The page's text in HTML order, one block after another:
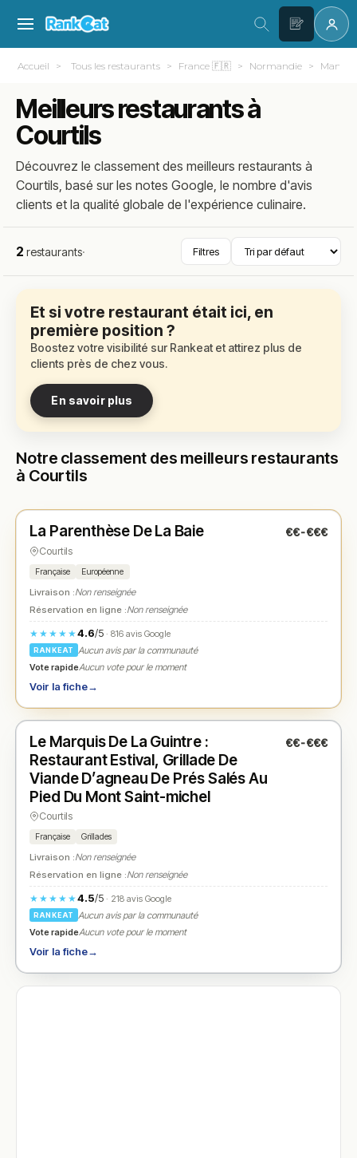
Accueil Tous les restaurants France 🇫🇷 Normandie
Meilleurs restaurants à
Courtils
Découvrez le classement des meilleurs restaurants à
Courtils, basé sur les notes Google, le nombre d'avis
clients et la qualité globale de l'expérience culinaire.
2 restaurants· Filtres
Et si votre restaurant était ici, en
première position ?
Boostez votre visibilité sur Rankeat et attirez plus de
clients près de chez vous.
En savoir plus
Notre classement des meilleurs restaurants
à Courtils
★ N° 1
La Parenthèse De La Baie €€-€€€
Courtils
Française Européenne
Livraison :Non renseignée
Réservation en ligne :Non renseignée
★★★★★4.6/5· 816 avis Google
RANKEAT
Aucun avis par la communauté
Vote rapideAucun vote pour le moment
Voir la fiche→
★ N° 2
Le Marquis De La Guintre :
Restaurant Estival, Grillade De
Viande D’agneau De Prés Salés Au
Pied Du Mont Saint-michel
€€-€€€
Courtils
Française Grillades
Livraison :Non renseignée
Réservation en ligne :Non renseignée
★★★★★4.5/5· 218 avis Google
RANKEAT
Aucun avis par la communauté
Vote rapideAucun vote pour le moment
Voir la fiche→